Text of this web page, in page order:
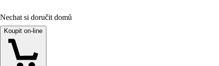
Nechat si doručit domů
Koupit on-line